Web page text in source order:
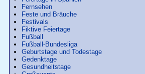
Fernsehen
Feste und Bräuche
Festivals
Fiktive Feiertage
Fußball
Fußball-Bundesliga
Geburtstage und Todestage
Gedenktage
Gesundheitstage